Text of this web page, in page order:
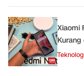
Xiaomi